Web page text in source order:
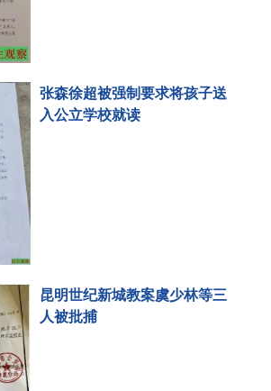
张森徐超被强制要求将孩子送
入公立学校就读
昆明世纪新城教案虞少林等三
人被批捕